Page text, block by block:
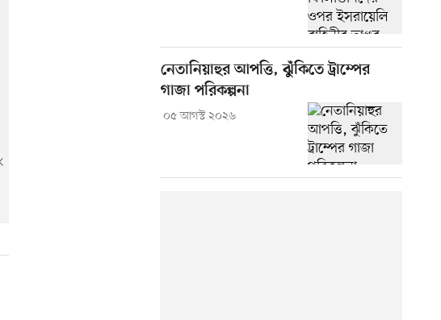
নেতানিয়াহুর আপত্তি, ঝুঁকিতে ট্রাম্পের
গাজা পরিকল্পনা
০৫ আগস্ট ২০২৬